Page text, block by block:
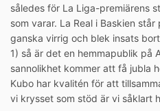
således för La Liga-premiärens
som varar. La Real i Baskien
ganska virrig och blek insats
1) så är det en hemmapublik på
sannolikhet kommer att få jubla
Kubo har kvalitén för att
vi krysset som stöd är vi såklart